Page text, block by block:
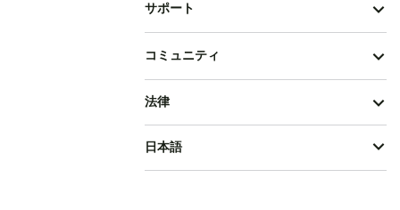
サポート
コミュニティ
法律
日本語